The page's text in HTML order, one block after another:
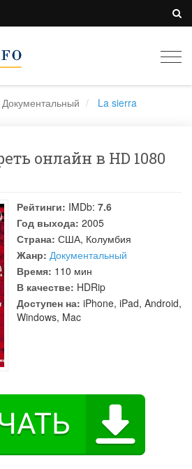
Документальный La sierra
онлайн в HD 1080
Рейтинги: IMDb: 7.6
Год выхода: 2005
Страна: США, Колумбия
Жанр: Документальный
Время: 110 мин
В качестве: HDRip
Доступен на: iPhone, iPad, Android,
Windows, Mac